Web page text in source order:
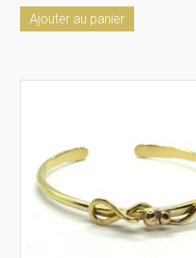
Ajouter au panier